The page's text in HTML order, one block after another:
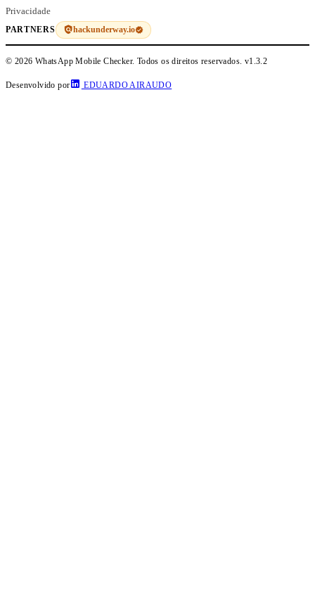
Privacidade
PARTNERS hackunderway.io
© 2026 WhatsApp Mobile Checker. Todos os direitos reservados. v1.3.2
Desenvolvido por EDUARDO AIRAUDO